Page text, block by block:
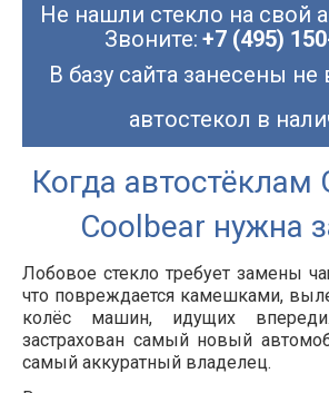
Не нашли стекло на свой
Звоните: +7 (495)
В базу сайта занесены
автостекол в
Когда автостёклам
Coolbear нужна
Лобовое стекло требует замены
что повреждается камешками,
колёс машин, идущих
застрахован самый новый
самый аккуратный владелец.